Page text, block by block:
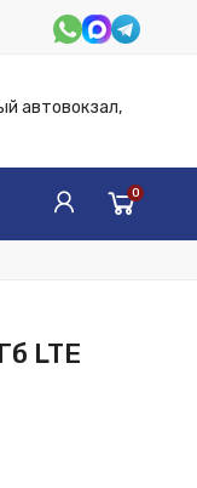
автовокзал,
0
LTE